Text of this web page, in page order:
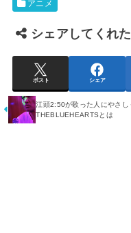
アニメ
シェアしてくれ
ポスト シェア
江頭2:50が歌った人にやさし
THEBLUEHEARTSとは